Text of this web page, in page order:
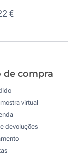
€
de compra
virtual
devoluções